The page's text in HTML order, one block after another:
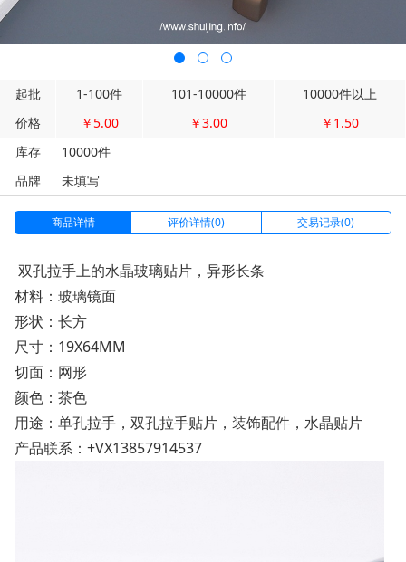
起批 1-100件 101-10000件
10000件以上
价格
￥5.00 ￥3.00
￥1.50
库存
10000件
品牌
未填写
商品详情 评价详情(0) 交易记录(0)
双孔拉手上的水晶玻璃贴片，异形长条
材料：玻璃镜面
形状：长方
尺寸：19X64MM
切面：网形
颜色：茶色
用途：单孔拉手，双孔拉手贴片，装饰配件，水晶贴片
产品联系：+VX13857914537